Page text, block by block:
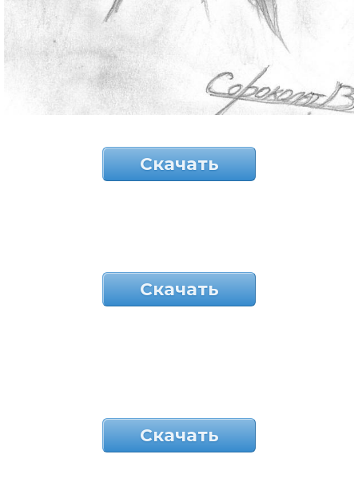
Скачать
Скачать
Скачать